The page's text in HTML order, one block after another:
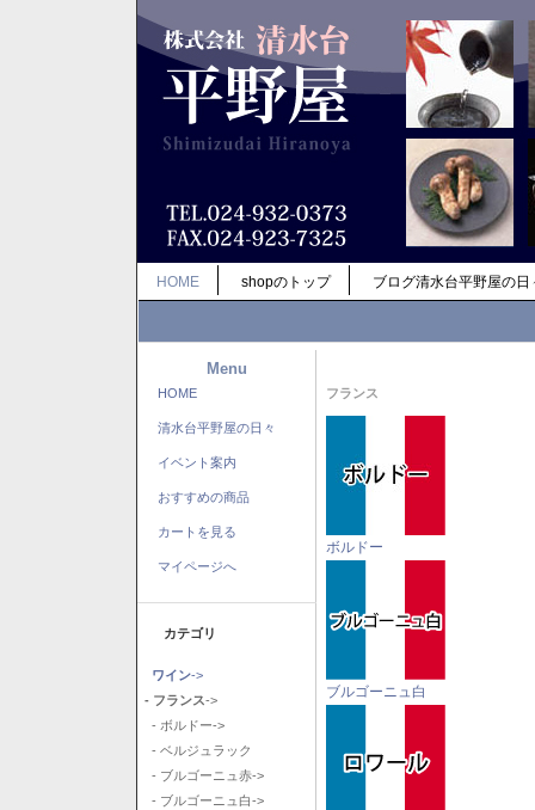
HOME shopのトップ ブログ清水台平野屋の日
Menu
HOME
清水台平野屋の日々
イベント案内
おすすめの商品
カートを見る
マイページへ
カテゴリ
ワイン->
- フランス->
- ボルドー->
- ベルジュラック
- ブルゴーニュ赤->
- ブルゴーニュ白->
フランス
ボルドー
ブルゴーニュ白